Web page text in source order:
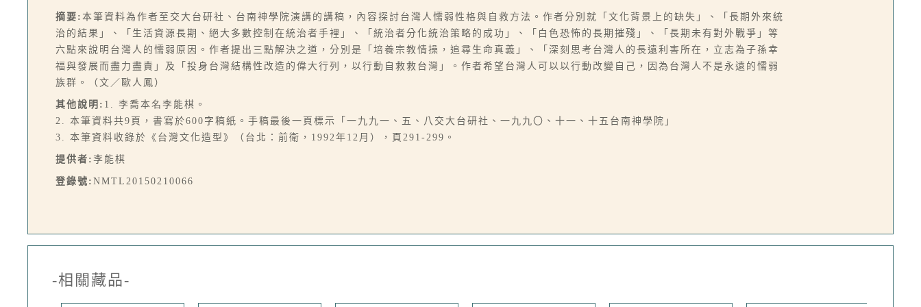
摘要: 本筆資料為作者至交大台研社、台南神學院演講的講稿，內容探討台灣人懦弱性格與自救方法。作者分別就「文化背景上的缺失」、「長期外來統
治的結果」、「生活資源長期、絕大多數控制在統治者手裡」、「統治者分化統治策略的成功」、「白色恐怖的長期摧殘」、「長期未有對外戰爭」等
六點來說明台灣人的懦弱原因。作者提出三點解決之道，分別是「培養宗教情操，追尋生命真義」、「深刻思考台灣人的長遠利害所在，立志為子孫幸
福與發展而盡力盡責」及「投身台灣結構性改造的偉大行列，以行動自救救台灣」。作者希望台灣人可以以行動改變自己，因為台灣人不是永遠的懦弱
族群。（文／歐人鳳）
其他說明: 1. 李喬本名李能棋。
2. 本筆資料共9頁，書寫於600字稿紙。手稿最後一頁標示「一九九一、五、八交大台研社、一九九〇、十一、十五台南神學院」
3. 本筆資料收錄於《台灣文化造型》（台北：前衛，1992年12月），頁291-299。
提供者: 李能棋
登錄號: NMTL20150210066
-相關藏品-